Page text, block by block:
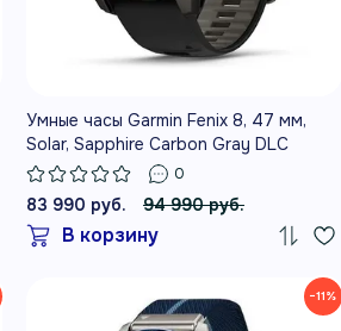
Умные часы Garmin Fenix 8, 47 мм,
Solar, Sapphire Carbon Gray DLC
Titanium with Black/Pebble Gray
0
83 990 руб. 94 990 руб.
В корзину
−11%